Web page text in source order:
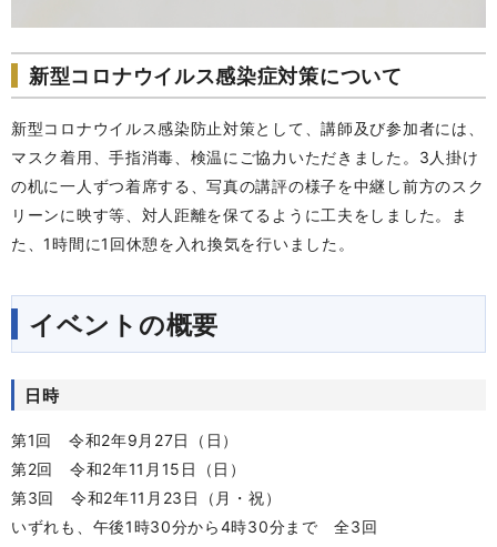
新型コロナウイルス感染症対策について
新型コロナウイルス感染防止対策として、講師及び参加者には、
マスク着用、手指消毒、検温にご協力いただきました。3人掛け
の机に一人ずつ着席する、写真の講評の様子を中継し前方のスク
リーンに映す等、対人距離を保てるように工夫をしました。ま
た、1時間に1回休憩を入れ換気を行いました。
イベントの概要
日時
第1回 令和2年9月27日（日）
第2回 令和2年11月15日（日）
第3回 令和2年11月23日（月・祝）
いずれも、午後1時30分から4時30分まで 全3回